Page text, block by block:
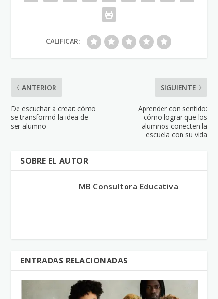
CALIFICAR:
ANTERIOR
De escuchar a crear: cómo
se transformó la idea de
ser alumno
SIGUIENTE
Aprender con sentido:
cómo lograr que los
alumnos conecten la
escuela con su vida
SOBRE EL AUTOR
MB Consultora Educativa
ENTRADAS RELACIONADAS